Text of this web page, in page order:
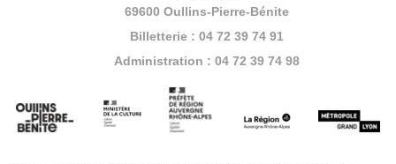
69600 Oullins-Pierre-Bénite
Billetterie : 04 72 39 74 91
Administration : 04 72 39 74 98